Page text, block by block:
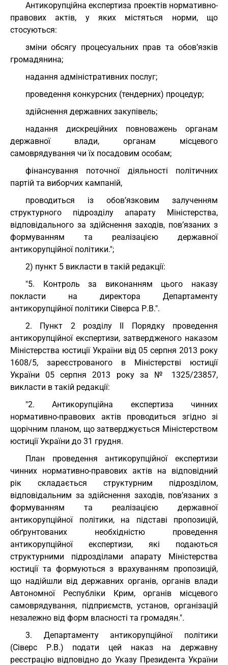
Антикорупційна експертиза проектів нормативно-
правових актів, у яких містяться норми, що
стосуються:
зміни обсягу процесуальних прав та обов’язків
громадянина;
надання адміністративних послуг;
проведення конкурсних (тендерних) процедур;
здійснення державних закупівель;
надання дискреційних повноважень органам
державної влади, органам місцевого
самоврядування чи їх посадовим особам;
фінансування поточної діяльності політичних
партій та виборчих кампаній,
проводиться із обов’язковим залученням
структурного підрозділу апарату Міністерства,
відповідального за здійснення заходів, пов’язаних з
формуванням та реалізацією державної
антикорупційної політики.";
2) пункт 5 викласти в такій редакції:
"5. Контроль за виконанням цього наказу
покласти на директора Департаменту
антикорупційної політики Сіверса Р.В.".
2. Пункт 2 розділу ІІ Порядку проведення
антикорупційної експертизи, затвердженого наказом
Міністерства юстиції України від 05 серпня 2013 року
1608/5, зареєстрованого в Міністерстві юстиції
України 05 серпня 2013 року за № 1325/23857,
викласти в такій редакції:
"2. Антикорупційна експертиза чинних
нормативно-правових актів проводиться згідно зі
щорічним планом, що затверджується Міністерством
юстиції України до 31 грудня.
План проведення антикорупційної експертизи
чинних нормативно-правових актів на відповідний
рік складається структурним підрозділом,
відповідальним за здійснення заходів, пов’язаних з
формуванням та реалізацією державної
антикорупційної політики, на підставі пропозицій,
обґрунтованих необхідністю проведення
антикорупційної експертизи, які подаються
структурними підрозділами апарату Міністерства
юстиції та формуються з врахуванням пропозицій,
що надійшли від державних органів, органів влади
Автономної Республіки Крим, органів місцевого
самоврядування, підприємств, установ, організацій
незалежно від форм власності та громадян.".
3. Департаменту антикорупційної політики
(Сіверс Р.В.) подати цей наказ на державну
реєстрацію відповідно до Указу Президента України